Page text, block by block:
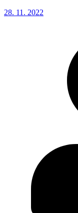
28. 11. 2022